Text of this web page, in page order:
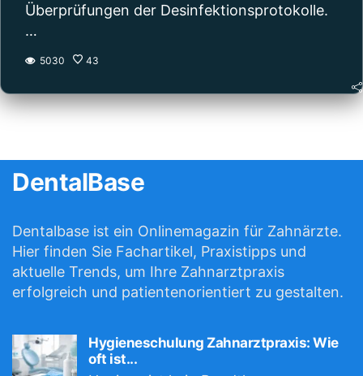
Überprüfungen der Desinfektionsprotokolle.
…
5030 43
DentalBase
Dentalbase ist ein Onlinemagazin für Zahnärzte.
Hier finden Sie Fachartikel, Praxistipps und
aktuelle Trends, um Ihre Zahnarztpraxis
erfolgreich und patientenorientiert zu gestalten.
Hygieneschulung Zahnarztpraxis: Wie
oft ist...